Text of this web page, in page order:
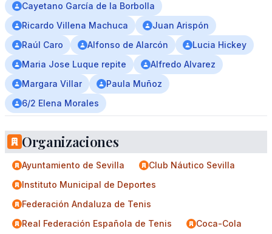
Cayetano García de la Borbolla
Ricardo Villena Machuca
Juan Arispón
Raúl Caro
Alfonso de Alarcón
Lucia Hickey
Maria Jose Luque repite
Alfredo Alvarez
Margara Villar
Paula Muñoz
6/2 Elena Morales
Organizaciones
Ayuntamiento de Sevilla
Club Náutico Sevilla
Instituto Municipal de Deportes
Federación Andaluza de Tenis
Real Federación Española de Tenis
Coca-Cola